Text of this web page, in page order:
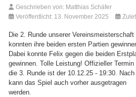
Geschrieben von: Matthias Schäfer
Veröffentlicht: 13. November 2025
Die 2. Runde unserer
konnten ihre beiden ersten Partien
Dabei konnte Felix gegen die beiden
gewinnen. Tolle Leistung! Offizieller Termin
die 3. Runde ist der 10.12.25 - 19:30.
kann das Spiel auch vorher ausgetragen
werden.